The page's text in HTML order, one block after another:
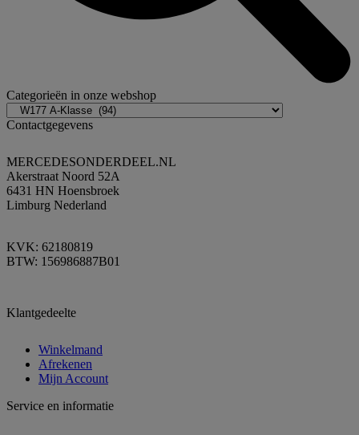
Categorieën in onze webshop
Contactgegevens
MERCEDESONDERDEEL.NL
Akerstraat Noord 52A
6431 HN Hoensbroek
Limburg Nederland
KVK: 62180819
BTW: 156986887B01
Klantgedeelte
Winkelmand
Afrekenen
Mijn Account
Service en informatie